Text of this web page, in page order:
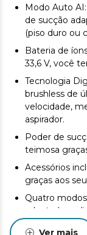
Modo Auto
de sucção
(piso duro ou
Bateria de
33,6 V, você
Tecnologia
brushless de
velocidade,
aspirador.
Poder de
teimosa
Acessórios
graças aos
Quatro
adapta à sua
oferece: Eco,
Ver mais